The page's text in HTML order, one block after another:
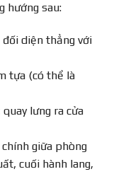
hướng sau:
đối diện thẳng với
tựa (có thể là
lưng ra cửa
giữa phòng
cuối hành lang,